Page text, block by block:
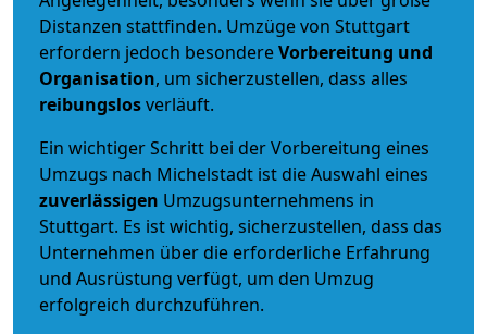
Distanzen stattfinden. Umzüge von Stuttgart
erfordern jedoch besondereVorbereitung und
Organisation, um sicherzustellen, dass alles
reibungslosverläuft.
Ein wichtiger Schritt bei der Vorbereitung eines
Umzugs nach Michelstadt ist die Auswahl eines
zuverlässigen Umzugsunternehmens in
Stuttgart. Es ist wichtig, sicherzustellen, dass das
Unternehmen über die erforderliche Erfahrung
und Ausrüstung verfügt, um den Umzug
erfolgreich durchzuführen.